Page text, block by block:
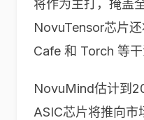
将作为主打，掩盖
NovuTensor芯片
Cafe 和 Torch 等干
NovuMind估计到
ASIC芯片将推向市